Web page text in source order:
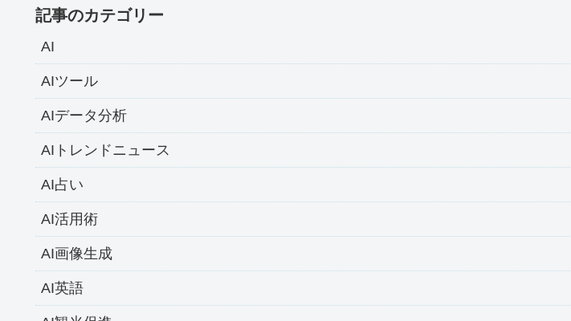
記事のカテゴリー
AI
AIツール
AIデータ分析
AIトレンドニュース
AI占い
AI活用術
AI画像生成
AI英語